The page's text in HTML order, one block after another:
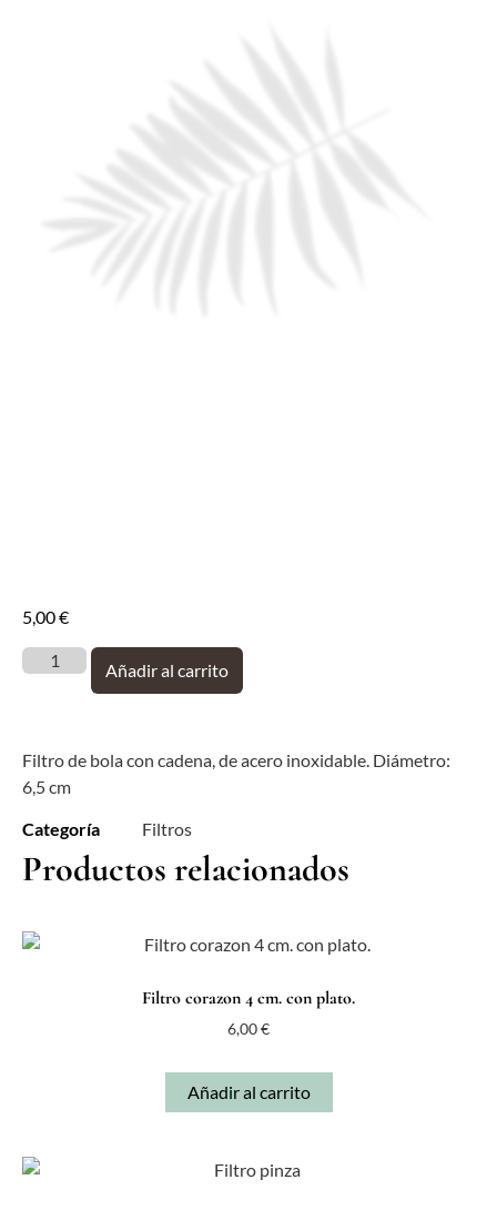
5,00€
Añadir al carrito
Filtro de bola con cadena, de acero inoxidable. Diámetro:
6,5 cm
Categoría Filtros
Productos relacionados
Filtro corazon 4 cm. con plato.
6,00€
Añadir al carrito